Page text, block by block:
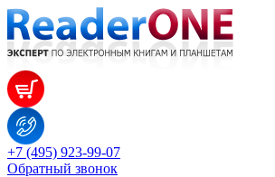
+7 (495) 923-99-07
Обратный звонок